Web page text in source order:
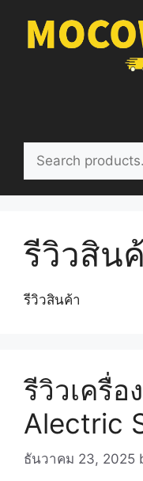
content
รีวิวสิน
รีวิวสินค้า
รีวิวเครื่อ
Alectric
ธันวาคม 23, 2025